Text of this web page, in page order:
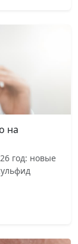
на
год: новые